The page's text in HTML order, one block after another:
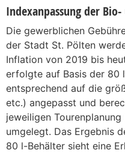
Indexanpassung der
Die gewerblichen
der Stadt St. Pölten
Inflation von 2019 bis
erfolgte auf Basis der 80
entsprechend auf die
etc.) angepasst und
jeweiligen
umgelegt. Das Ergebnis
80 l-Behälter sieht eine